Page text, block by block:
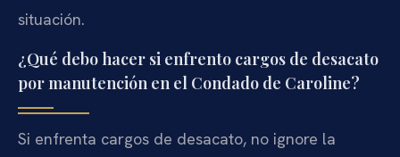
situación.
¿Qué debo hacer si enfrento cargos de desacato
por manutención en el Condado de Caroline?
Si enfrenta cargos de desacato, no ignore la